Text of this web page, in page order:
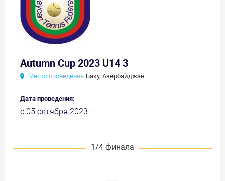
Autumn Cup 2023 U14 3
Место проведения Баку, Азербайджан
Дата проведения:
с 05 октября 2023
1/4 финала